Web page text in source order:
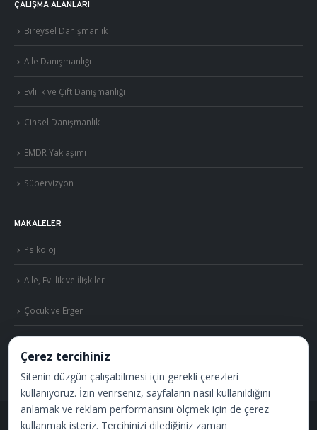
ÇALIŞMA ALANLARI
Bireysel Danışmanlık
Aile Danışmanlığı
Evlilik ve Çift Danışmanlığı
Cinsel Danışmanlık
EMDR Yaklaşımı
Süpervizyon
MAKALELER
Psikoloji
Aile, Evlilik ve İlişkiler
Çocuk ve Ergen
Cinsellik
Çerez tercihiniz
Sitenin düzgün çalışabilmesi için gerekli çerezleri
kullanıyoruz. İzin verirseniz, sayfaların nasıl kullanıldığını
anlamak ve reklam performansını ölçmek için de çerez
kullanmak isteriz. Tercihinizi dilediğiniz zaman